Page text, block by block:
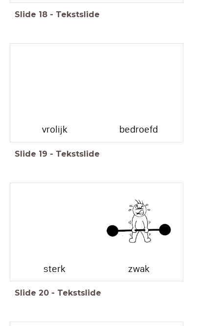
Slide 18 - Tekstslide
vrolijk bedroefd
Slide 19 - Tekstslide
sterk zwak
Slide 20 - Tekstslide